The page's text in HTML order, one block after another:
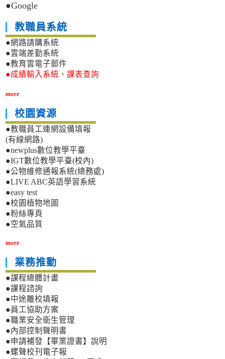
●Google
教職員系統
●網路請購系統
●雲端差勤系統
●教育雲電子郵件
●成績輸入系統、課表查詢
more
校園資源
●教職員工連網設備填報
(有線網路)
●newplus數位教學平臺
●IGT數位教學平臺(校內)
●公物維修通報系統(總務處)
●LIVE ABC英語學習系統
●easy test
●校園植物地圖
●粉絲專頁
●空氣品質
more
業務推動
●課程總體計畫
●課程諮詢
●中途離校填報
●員工協助方案
●職業安全衛生管理
●內部控制聲明書
●申請補發【畢業證書】說明
●螺聲校刊電子報